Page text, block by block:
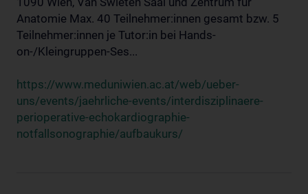
Anatomie Max. 40 Teilnehmer:innen gesamt bzw. 5
Teilnehmer:innen je Tutor:in bei Hands-
on-/Kleingruppen-Ses...
https://www.meduniwien.ac.at/web/ueber-
uns/events/jaehrliche-events/interdisziplinaere-
perioperative-echokardiographie-
notfallsonographie/aufbaukurs/